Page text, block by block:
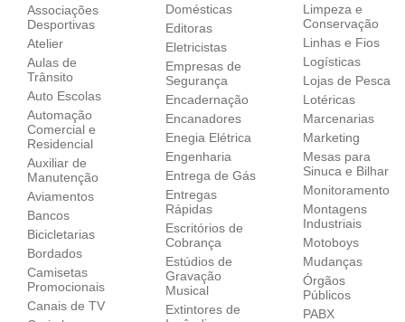
Associações
Desportivas
Atelier
Aulas de
Trânsito
Auto Escolas
Automação
Comercial e
Residencial
Auxiliar de
Manutenção
Aviamentos
Bancos
Bicicletarias
Bordados
Camisetas
Promocionais
Canais de TV
Domésticas
Editoras
Eletricistas
Empresas de
Segurança
Encadernação
Encanadores
Enegia Elétrica
Engenharia
Entrega de Gás
Entregas
Rápidas
Escritórios de
Cobrança
Estúdios de
Gravação
Musical
Extintores de
Limpeza e
Conservação
Linhas e Fios
Logísticas
Lojas de Pesca
Lotéricas
Marcenarias
Marketing
Mesas para
Sinuca e Bilhar
Monitoramento
Montagens
Industriais
Motoboys
Mudanças
Órgãos
Públicos
PABX